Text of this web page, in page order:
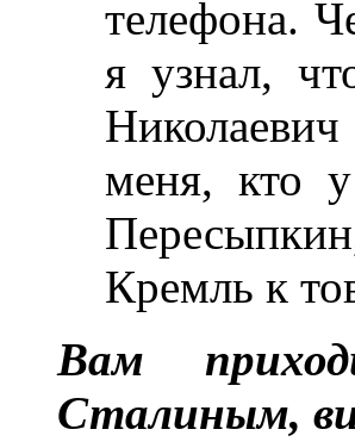
телефона.
я узнал,
меня, кто
Кремль к
Вам
Сталиным,